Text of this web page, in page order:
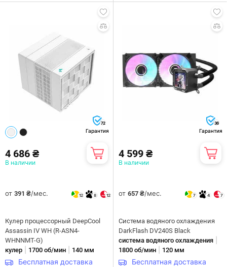
72
Гарантия
4 686 ₴
В наличии
от 391 ₴/мес. 12 8 12
Кулер процессорный DeepCool
Assassin IV WH (R-ASN4-
WHNNMT-G)
кулер
1700 об/мин 140 мм
Бесплатная доставка
36
Гарантия
4 599 ₴
В наличии
от 657 ₴/мес. 7 4 7
Система водяного охлаждения
DarkFlash DV240S Black
система водяного охлаждения
1800 об/мин 120 мм
Бесплатная доставка